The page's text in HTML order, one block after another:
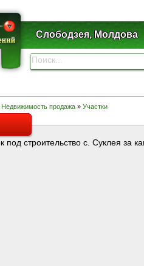
Слободзея, Молдова
Недвижимость продажа » Участки
под строительство с. Суклея за